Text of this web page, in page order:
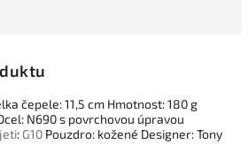
čepele: 11,5 cm Hmotnost: 180 g
N690 s povrchovou úpravou
: G10 Pouzdro: kožené Designer: Tony